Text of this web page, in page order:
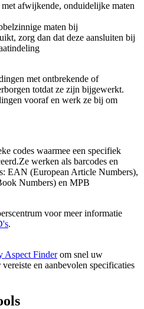
afwijkende, onduidelijke maten
maten bij
zorg dan dat deze aansluiten bij
met ontbrekende of
totdat ze zijn bijgewerkt.
vooraf en werk ze bij om
codes waarmee een specifiek
Ze werken als barcodes en
EAN (European Article Numbers),
Numbers) en MPB
voor meer informatie
.
Aspect Finderom snel uw
en aanbevolen specificaties